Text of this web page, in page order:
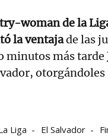
try-woman de la
la ventajade las
minutos más tarde
otorgándoles
Liga El Salvador